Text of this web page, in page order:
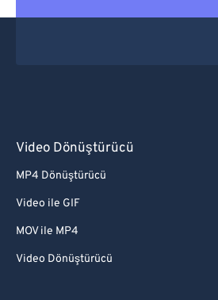
Video Dönüştürücü
MP4 Dönüştürücü
Video ile GIF
MOV ile MP4
Video Dönüştürücü